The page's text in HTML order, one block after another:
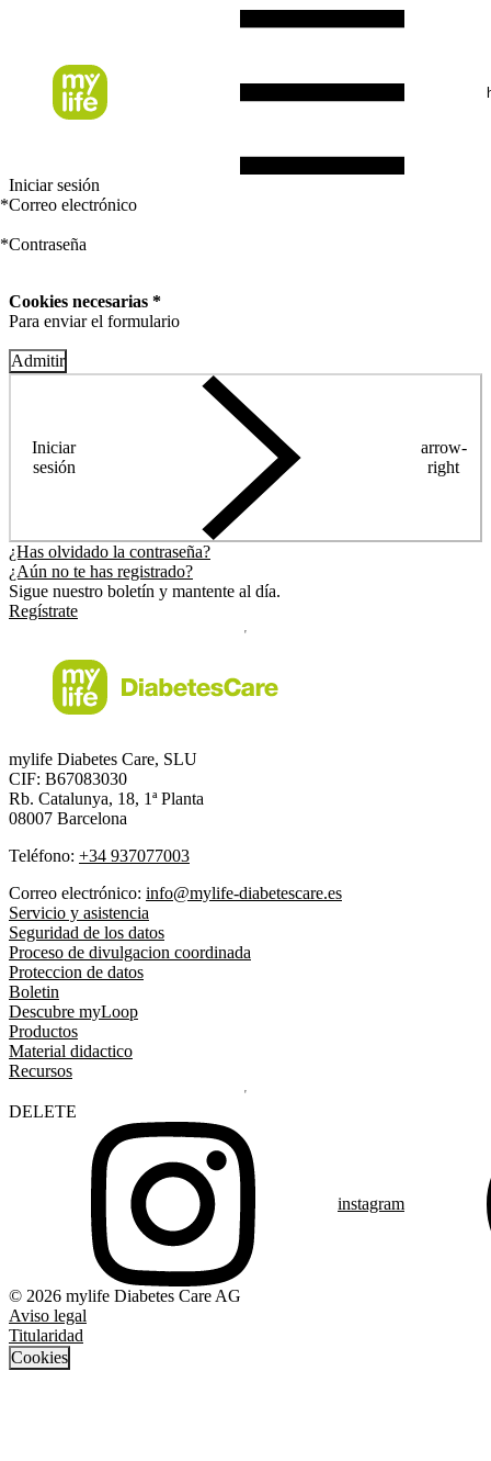
Iniciar sesión
*Correo electrónico
*Contraseña
Cookies necesarias *
Para enviar el formulario
Admitir
Iniciar
sesión
arrow-
right
¿Has olvidado la contraseña?
¿Aún no te has registrado?
Sigue nuestro boletín y mantente al día.
Regístrate
mylife Diabetes Care, SLU
CIF: B67083030
Rb. Catalunya, 18, 1ª Planta
08007 Barcelona
Teléfono: +34 937077003
Correo electrónico: info@mylife-diabetescare.es
Servicio y asistencia
Seguridad de los datos
Proceso de divulgacion coordinada
Proteccion de datos
Boletin
Descubre myLoop
Productos
Material didactico
Recursos
DELETE
instagram
© 2026 mylife Diabetes Care AG
Aviso legal
Titularidad
Cookies